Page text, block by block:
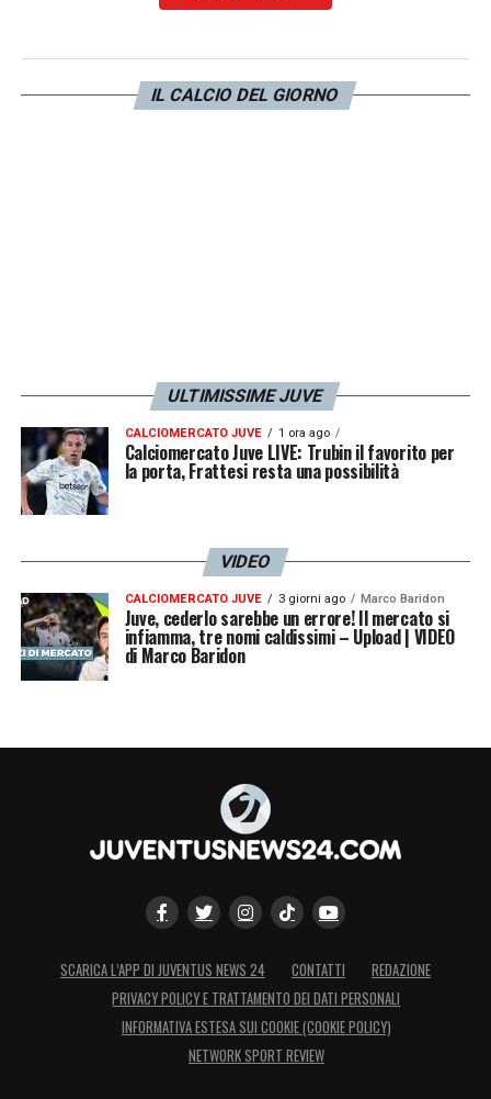
sera. AncheDe Sciglio, come Weah, questa
IL CALCIO DEL GIORNO
ULTIMISSIME JUVE
CALCIOMERCATO JUVE 1 ora ago
Calciomercato Juve LIVE: Trubin il favorito per
la porta, Frattesi resta una possibilità
VIDEO
CALCIOMERCATO JUVE 3 giorni ago Marco Baridon
Juve, cederlo sarebbe un errore! Il mercato si
infiamma, tre nomi caldissimi – Upload | VIDEO
di Marco Baridon
SCARICA L’APP DI JUVENTUS NEWS 24 CONTATTI
REDAZIONE
PRIVACY POLICY E TRATTAMENTO DEI DATI PERSONALI
INFORMATIVA ESTESA SUI COOKIE (COOKIE POLICY)
NETWORK SPORT REVIEW